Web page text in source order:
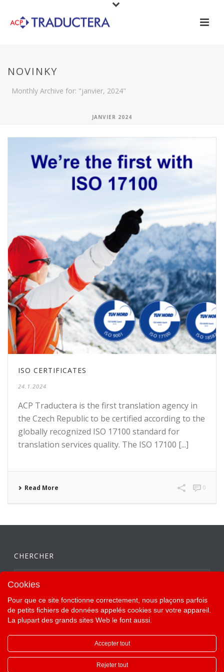
NOVINKY
Monthly Archive for: "janvier, 2024"
JANVIER 2024
ISO CERTIFICATES
24.1.2024
ACP Traductera is the first translation agency in
the Czech Republic to be certified according to the
globally recognized ISO 17100 standard for
translation services quality. The ISO 17100 [...]
Read More 0
CHERCHER
Cookies
Pour que ce site fonctionne correctement, nous plaçons parfois
de petits fichiers de données appelés cookies sur votre appareil.
La plupart des grands sites Web le font aussi.
Accepter tout
Rejeter tout